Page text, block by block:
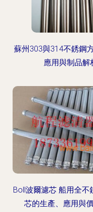
蘇州303與314不銹鋼
應用與制品解
Boll波爾濾芯 船用全不
芯的生產、應用與